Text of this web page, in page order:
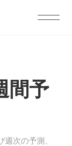
間予
次の予測、